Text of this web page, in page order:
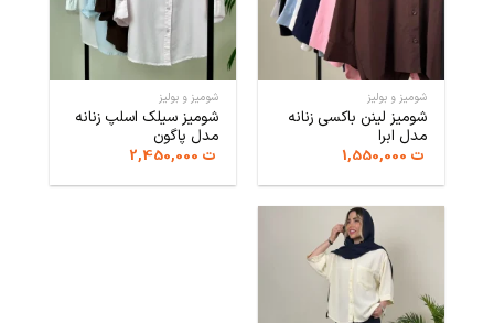
شومیز و بولیز
شومیز لینن باکسی زنانه
مدل ابرا
ت1,550,000
شومیز و بولیز
شومیز سیلک اسلپ زنانه
مدل پاگون
ت2,450,000